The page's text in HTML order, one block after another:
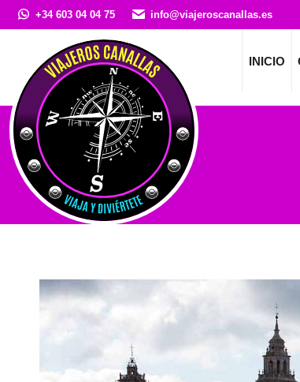
+34 603 04 04 75 info@viajeroscanallas.es
INICIO